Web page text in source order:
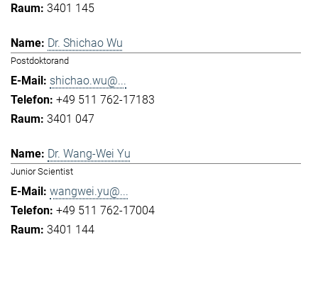
3401 145
Dr. Shichao Wu
Postdoktorand
shichao.wu@...
+49 511 762-17183
3401 047
Dr. Wang-Wei Yu
Junior Scientist
wangwei.yu@...
+49 511 762-17004
3401 144